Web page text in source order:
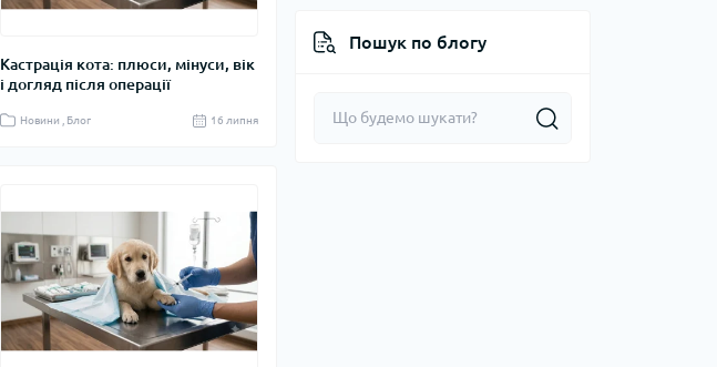
Кастрація кота: плюси, мінуси, вік
і догляд після операції
Новини , Блог 16 липня
Пошук по блогу